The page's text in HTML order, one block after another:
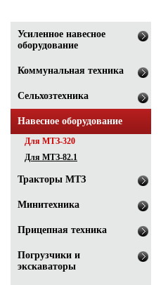
Усиленное навесное
оборудование
Коммунальная техника
Сельхозтехника
Навесное оборудование
Для МТЗ-320
Для МТЗ-82.1
Тракторы МТЗ
Минитехника
Прицепная техника
Погрузчики и
экскаваторы